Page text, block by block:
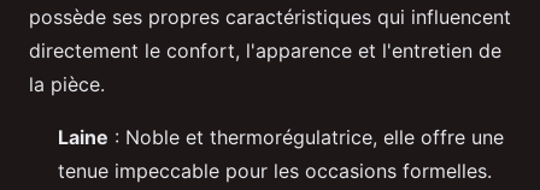
possède ses propres caractéristiques qui influencent
directement le confort, l'apparence et l'entretien de
la pièce.
Laine : Noble et thermorégulatrice, elle offre une
tenue impeccable pour les occasions formelles.